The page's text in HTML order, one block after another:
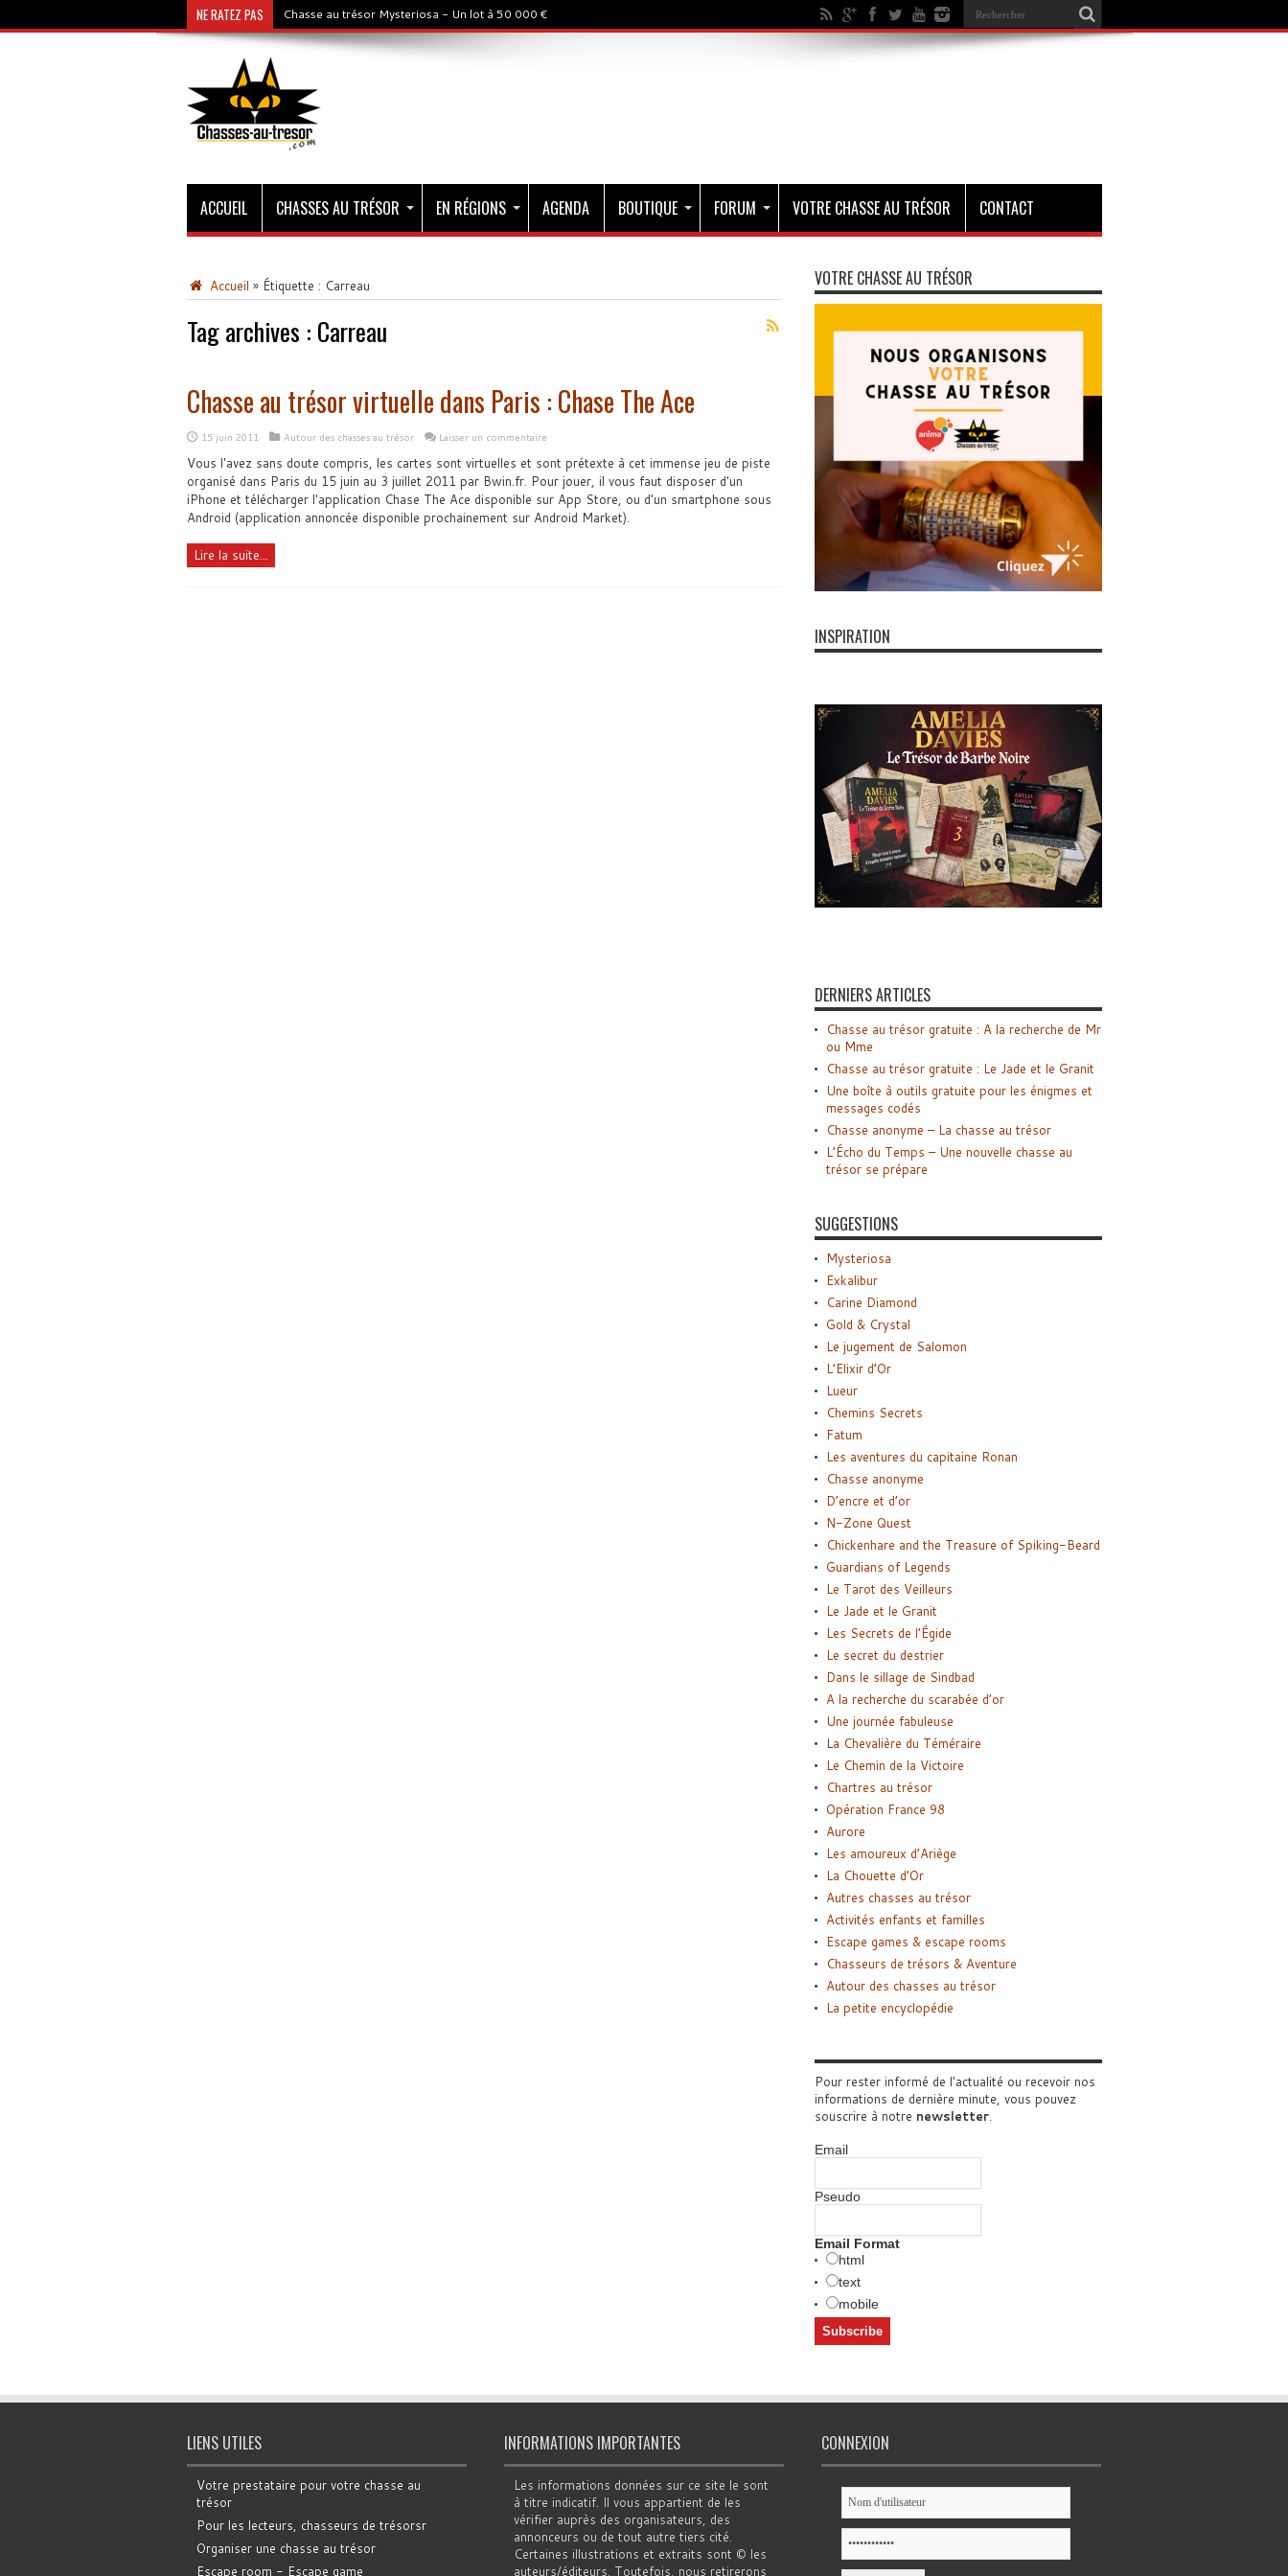
NE RATEZ PAS Chasse au trésor Mysteriosa - Un lot à 50 000 €
ACCUEIL CHASSES AU TRÉSOR EN RÉGIONS AGENDA BOUTIQUE FORUM VOTRE CHASSE AU TRÉSOR CONTACT
Accueil » Étiquette : Carreau
Tag archives : Carreau
Chasse au trésor virtuelle dans Paris : Chase The Ace
15 juin 2011 Autour des chasses au trésor Laisser un commentaire
Vous l'avez sans doute compris, les cartes sont virtuelles et sont prétexte à cet immense jeu de piste
organisé dans Paris du 15 juin au 3 juillet 2011 par Bwin.fr. Pour jouer, il vous faut disposer d'un
iPhone et télécharger l'application Chase The Ace disponible sur App Store, ou d'un smartphone sous
Android (application annoncée disponible prochainement sur Android Market).
Lire la suite...
VOTRE CHASSE AU TRÉSOR
INSPIRATION
DERNIERS ARTICLES
Chasse au trésor gratuite : A la recherche de Mr
ou Mme
Chasse au trésor gratuite : Le Jade et le Granit
Une boîte à outils gratuite pour les énigmes et
messages codés
Chasse anonyme – La chasse au trésor
L’Écho du Temps – Une nouvelle chasse au
trésor se prépare
SUGGESTIONS
Mysteriosa
Exkalibur
Carine Diamond
Gold & Crystal
Le jugement de Salomon
L’Elixir d’Or
Lueur
Chemins Secrets
Fatum
Les aventures du capitaine Ronan
Chasse anonyme
D’encre et d’or
N-Zone Quest
Chickenhare and the Treasure of Spiking-Beard
Guardians of Legends
Le Tarot des Veilleurs
Le Jade et le Granit
Les Secrets de l’Égide
Le secret du destrier
Dans le sillage de Sindbad
A la recherche du scarabée d’or
Une journée fabuleuse
La Chevalière du Téméraire
Le Chemin de la Victoire
Chartres au trésor
Opération France 98
Aurore
Les amoureux d’Ariège
La Chouette d’Or
Autres chasses au trésor
Activités enfants et familles
Escape games & escape rooms
Chasseurs de trésors & Aventure
Autour des chasses au trésor
La petite encyclopédie
Pour rester informé de l'actualité ou recevoir nos
informations de dernière minute, vous pouvez
souscrire à notre newsletter.
Email
Pseudo
Email Format
html
text
mobile
LIENS UTILES
Votre prestataire pour votre chasse au
trésor
Pour les lecteurs, chasseurs de trésorsr
Organiser une chasse au trésor
Escape room - Escape game
INFORMATIONS IMPORTANTES
Les informations données sur ce site le sont
à titre indicatif. Il vous appartient de les
vérifier auprès des organisateurs, des
annonceurs ou de tout autre tiers cité.
Certaines illustrations et extraits sont © les
auteurs/éditeurs. Toutefois, nous retirerons
CONNEXION